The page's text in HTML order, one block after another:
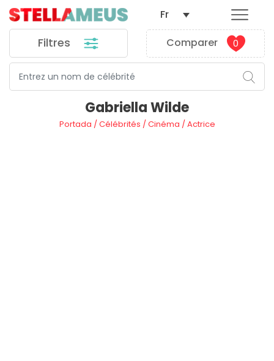
Filtres Comparer 0
Fr
Gabriella Wilde
Portada /Célébrités /Cinéma /Actrice